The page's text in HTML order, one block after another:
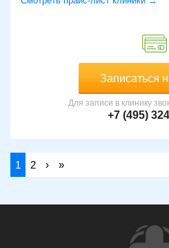
Записаться
Для записи в клинику
+7 (495)
1 2 › »